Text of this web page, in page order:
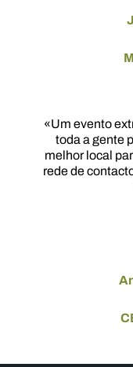
«Um evento
toda a gente
melhor local
rede de